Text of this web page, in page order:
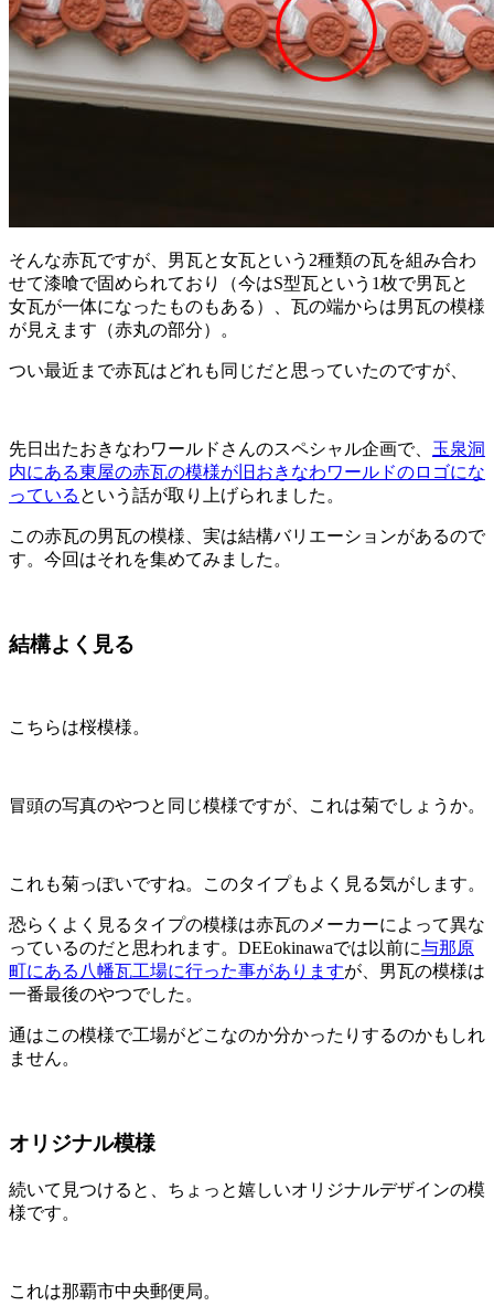
そんな赤瓦ですが、男瓦と女瓦という2種類の瓦を組み合わ
せて漆喰で固められており（今はS型瓦という1枚で男瓦と
女瓦が一体になったものもある）、瓦の端からは男瓦の模様
が見えます（赤丸の部分）。
つい最近まで赤瓦はどれも同じだと思っていたのですが、
先日出たおきなわワールドさんのスペシャル企画で、 玉泉洞
内にある東屋の赤瓦の模様が旧おきなわワールドのロゴにな
っている という話が取り上げられました。
この赤瓦の男瓦の模様、実は結構バリエーションがあるので
す。今回はそれを集めてみました。
結構よく見る
こちらは桜模様。
冒頭の写真のやつと同じ模様ですが、これは菊でしょうか。
これも菊っぽいですね。このタイプもよく見る気がします。
恐らくよく見るタイプの模様は赤瓦のメーカーによって異な
っているのだと思われます。DEEokinawaでは以前に与那原
町にある八幡瓦工場に行った事がありますが、男瓦の模様は
一番最後のやつでした。
通はこの模様で工場がどこなのか分かったりするのかもしれ
ません。
オリジナル模様
続いて見つけると、ちょっと嬉しいオリジナルデザインの模
様です。
これは那覇市中央郵便局。